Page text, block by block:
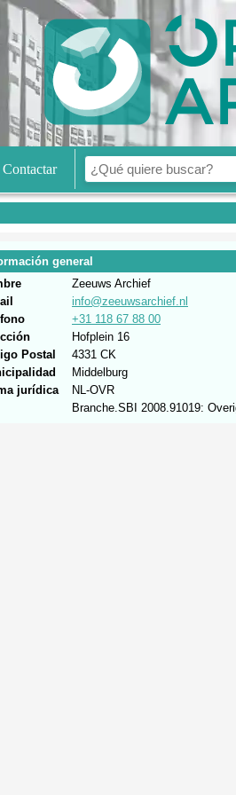
Contactar
general
Zeeuws Archief
info@zeeuwsarchief.nl
+31 118 67 88 00
Hofplein 16
Postal
4331 CK
Middelburg
jurídica
NL-OVR
Branche.SBI 2008.91019: